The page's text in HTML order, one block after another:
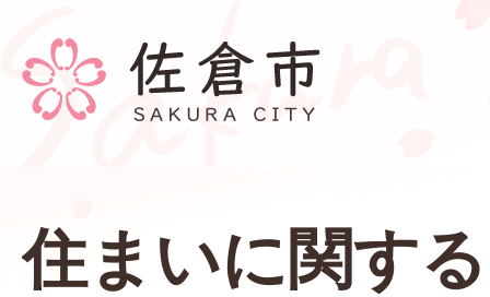
住まいに関す